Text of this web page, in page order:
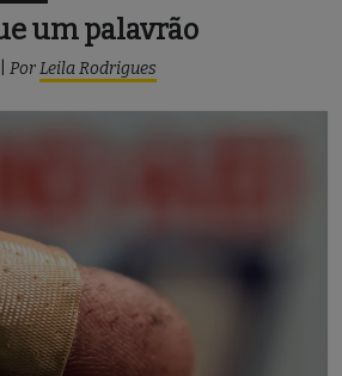
um palavrão
PorLeila Rodrigues